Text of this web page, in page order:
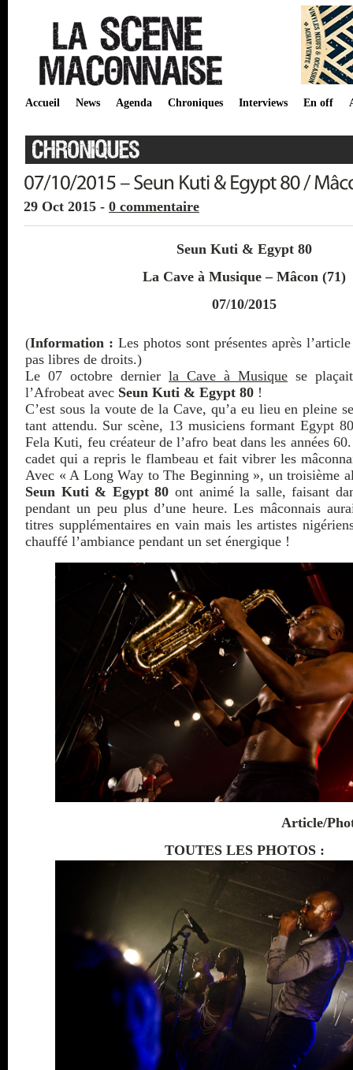
Accueil News Agenda Chroniques Interviews En off
29 Oct 2015 - 0 commentaire
Seun Kuti & Egypt 80
La Cave à Musique – Mâcon (71)
07/10/2015
(Information : Les photos sont présentes après
pas libres de droits.)
Le 07 octobre dernier la Cave à Musique se
l’Afrobeat avec Seun Kuti & Egypt 80 !
C’est sous la voute de la Cave, qu’a eu lieu en pleine
tant attendu. Sur scène, 13 musiciens formant Egypt
Fela Kuti, feu créateur de l’afro beat dans les années
cadet qui a repris le flambeau et fait vibrer les
Avec « A Long Way to The Beginning », un troisième
Seun Kuti & Egypt 80 ont animé la salle, faisant
pendant un peu plus d’une heure. Les mâconnais
titres supplémentaires en vain mais les artistes
chauffé l’ambiance pendant un set énergique !
Article/
TOUTES LES PHOTOS :